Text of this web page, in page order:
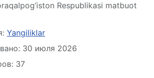
Respublikasi matbuot
Yangiliklar
30 июля 2026
37